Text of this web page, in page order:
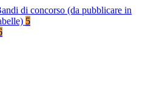
di concorso (da pubblicare in
5